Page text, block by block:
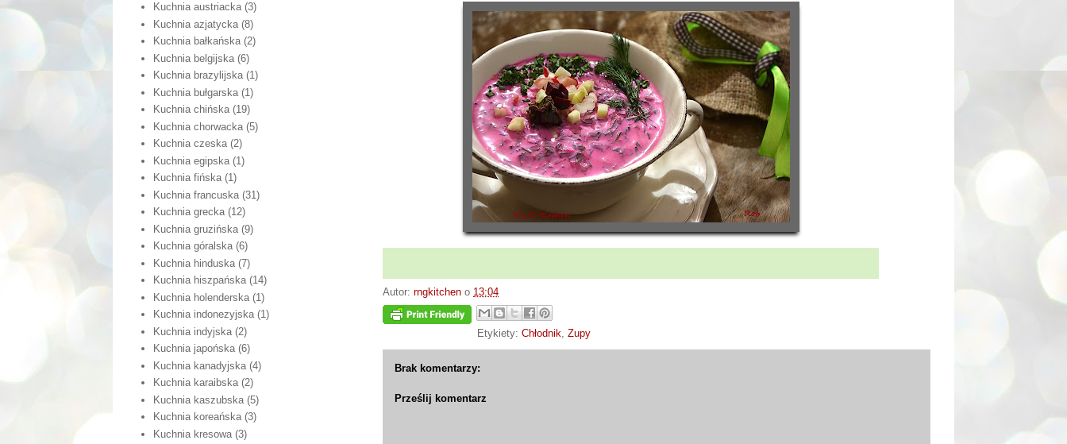
Autor: rngkitchen o 13:04
Etykiety: Chłodnik, Zupy
Brak komentarzy:
Prześlij komentarz
Kuchnia austriacka (3)
Kuchnia azjatycka (8)
Kuchnia bałkańska (2)
Kuchnia belgijska (6)
Kuchnia brazylijska (1)
Kuchnia bułgarska (1)
Kuchnia chińska (19)
Kuchnia chorwacka (5)
Kuchnia czeska (2)
Kuchnia egipska (1)
Kuchnia fińska (1)
Kuchnia francuska (31)
Kuchnia grecka (12)
Kuchnia gruzińska (9)
Kuchnia góralska (6)
Kuchnia hinduska (7)
Kuchnia hiszpańska (14)
Kuchnia holenderska (1)
Kuchnia indonezyjska (1)
Kuchnia indyjska (2)
Kuchnia japońska (6)
Kuchnia kanadyjska (4)
Kuchnia karaibska (2)
Kuchnia kaszubska (5)
Kuchnia koreańska (3)
Kuchnia kresowa (3)